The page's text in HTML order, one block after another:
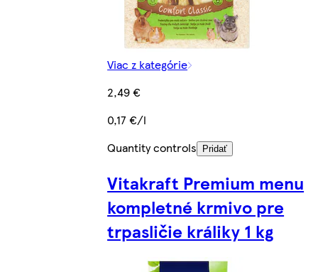
Viac z kategórie
2,49 €
0,17 €/l
Quantity controls
Pridať
Vitakraft Premium menu
kompletné krmivo pre
trpasličie králiky 1 kg